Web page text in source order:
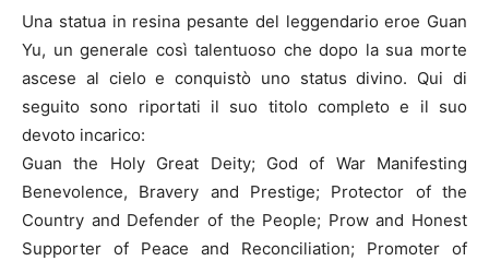
Una statua in resina pesante del leggendario eroe Guan
Yu, un generale così talentuoso che dopo la sua morte
ascese al cielo e conquistò uno status divino. Qui di
seguito sono riportati il suo titolo completo e il suo
devoto incarico:
Guan the Holy Great Deity; God of War Manifesting
Benevolence, Bravery and Prestige; Protector of the
Country and Defender of the People; Prow and Honest
Supporter of Peace and Reconciliation; Promoter of